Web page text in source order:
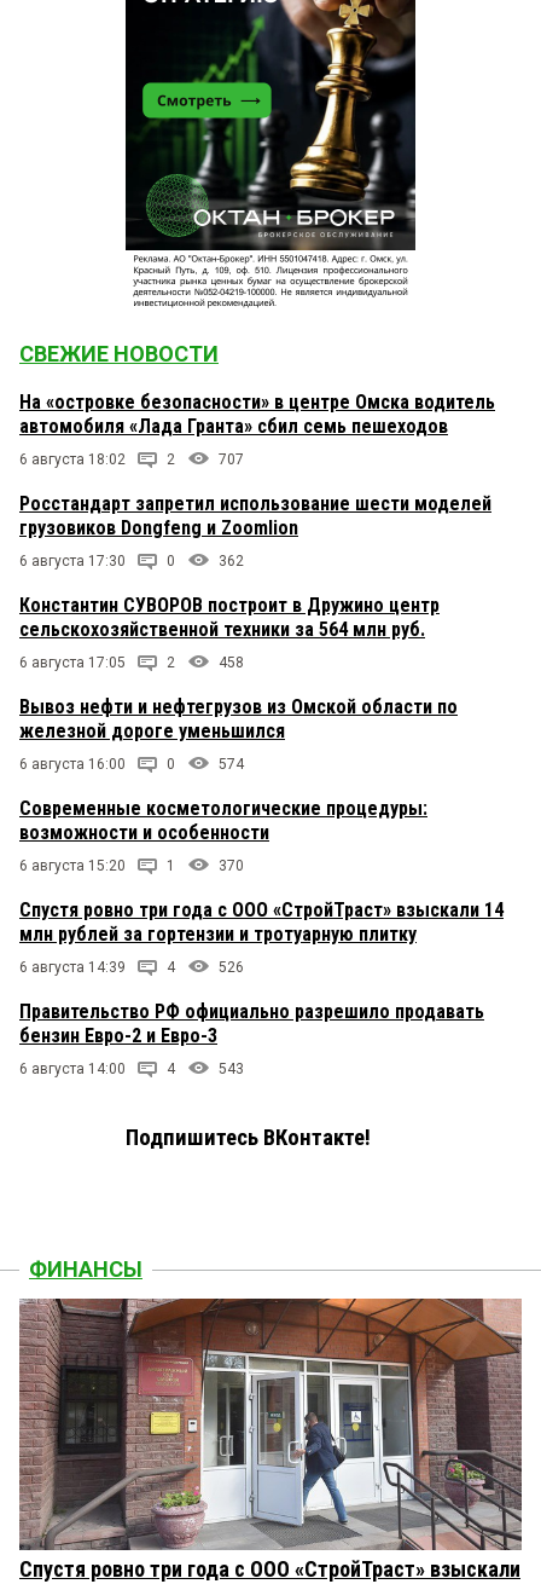
СВЕЖИЕ НОВОСТИ
На «островке безопасности» в центре Омска водитель
автомобиля «Лада Гранта» сбил семь пешеходов
6 августа 18:02 2 707
Росстандарт запретил использование шести моделей
грузовиков Dongfeng и Zoomlion
6 августа 17:30 0 362
Константин СУВОРОВ построит в Дружино центр
сельскохозяйственной техники за 564 млн руб.
6 августа 17:05 2 458
Вывоз нефти и нефтегрузов из Омской области по
железной дороге уменьшился
6 августа 16:00 0 574
Современные косметологические процедуры:
возможности и особенности
6 августа 15:20 1 370
Спустя ровно три года с ООО «СтройТраст» взыскали 14
млн рублей за гортензии и тротуарную плитку
6 августа 14:39 4 526
Правительство РФ официально разрешило продавать
бензин Евро-2 и Евро-3
6 августа 14:00 4 543
Подпишитесь ВКонтакте!
ФИНАНСЫ
Спустя ровно три года с ООО «СтройТраст» взыскали